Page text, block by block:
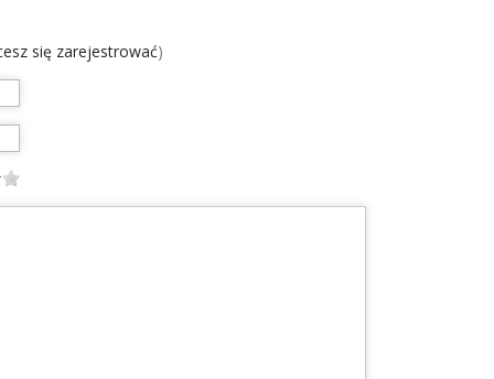
się zarejestrować)